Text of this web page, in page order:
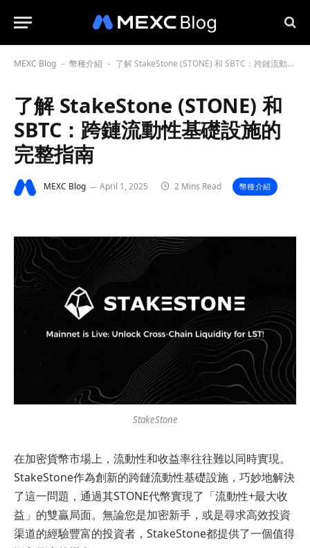
MEXC Blog - 幣種介紹 - 了解 StakeStone (STONE) 和 SBTC：跨鏈流動性基礎設施的完整指南
了解 StakeStone (STONE) 和
SBTC：跨鏈流動性基礎設施的
完整指南
MEXC Blog April 1, 2025 2 Mins Read 幣種介紹
StakeStone
在加密貨幣市場上，流動性和收益率往往難以同時實現。
StakeStone作為創新的跨鏈流動性基礎設施，巧妙地解決
了這一問題，通過其STONE代幣實現了「流動性+最大收
益」的雙贏局面。無論您是加密新手，或是尋求高效投資
渠道的經驗豐富的投資者，StakeStone都提供了一個值得